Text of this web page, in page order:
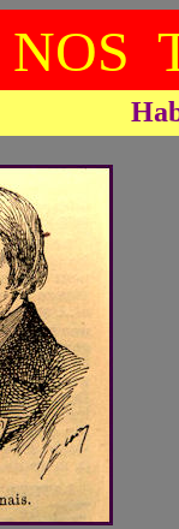
NOS